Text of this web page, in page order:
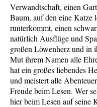
Verwandtschaft, einen
Baum, auf den eine Katze
runterkommt, einen
natürlich Ausflüge und
großen Löwenherz und in
Mut ihrem Namen alle
hat ein großes liebendes
und meistert alle
Freude beim Lesen. Wer
hier beim Lesen auf seine